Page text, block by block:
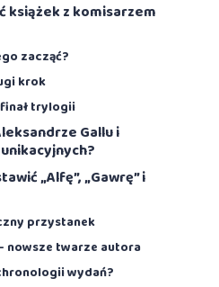
książek z komisarzem
zacząć?
krok
trylogii
Gallu i
„Alfę”, „Gawrę” i
przystanek
nowsze twarze autora
wydań?